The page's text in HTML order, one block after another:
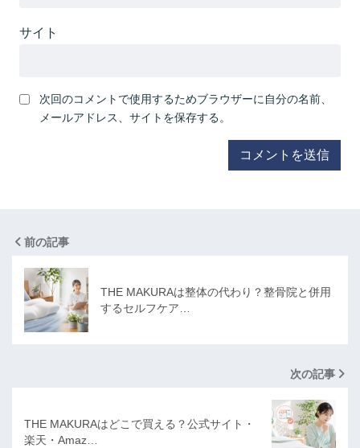
サイト
次回のコメントで使用するためブラウザーに自分の名前、
メールアドレス、サイトを保存する。
前の記事
THE MAKURAは整体の代わり？整骨院と併用
するセルフケア…
次の記事
THE MAKURAはどこで買える？公式サイト・
楽天・Amaz…